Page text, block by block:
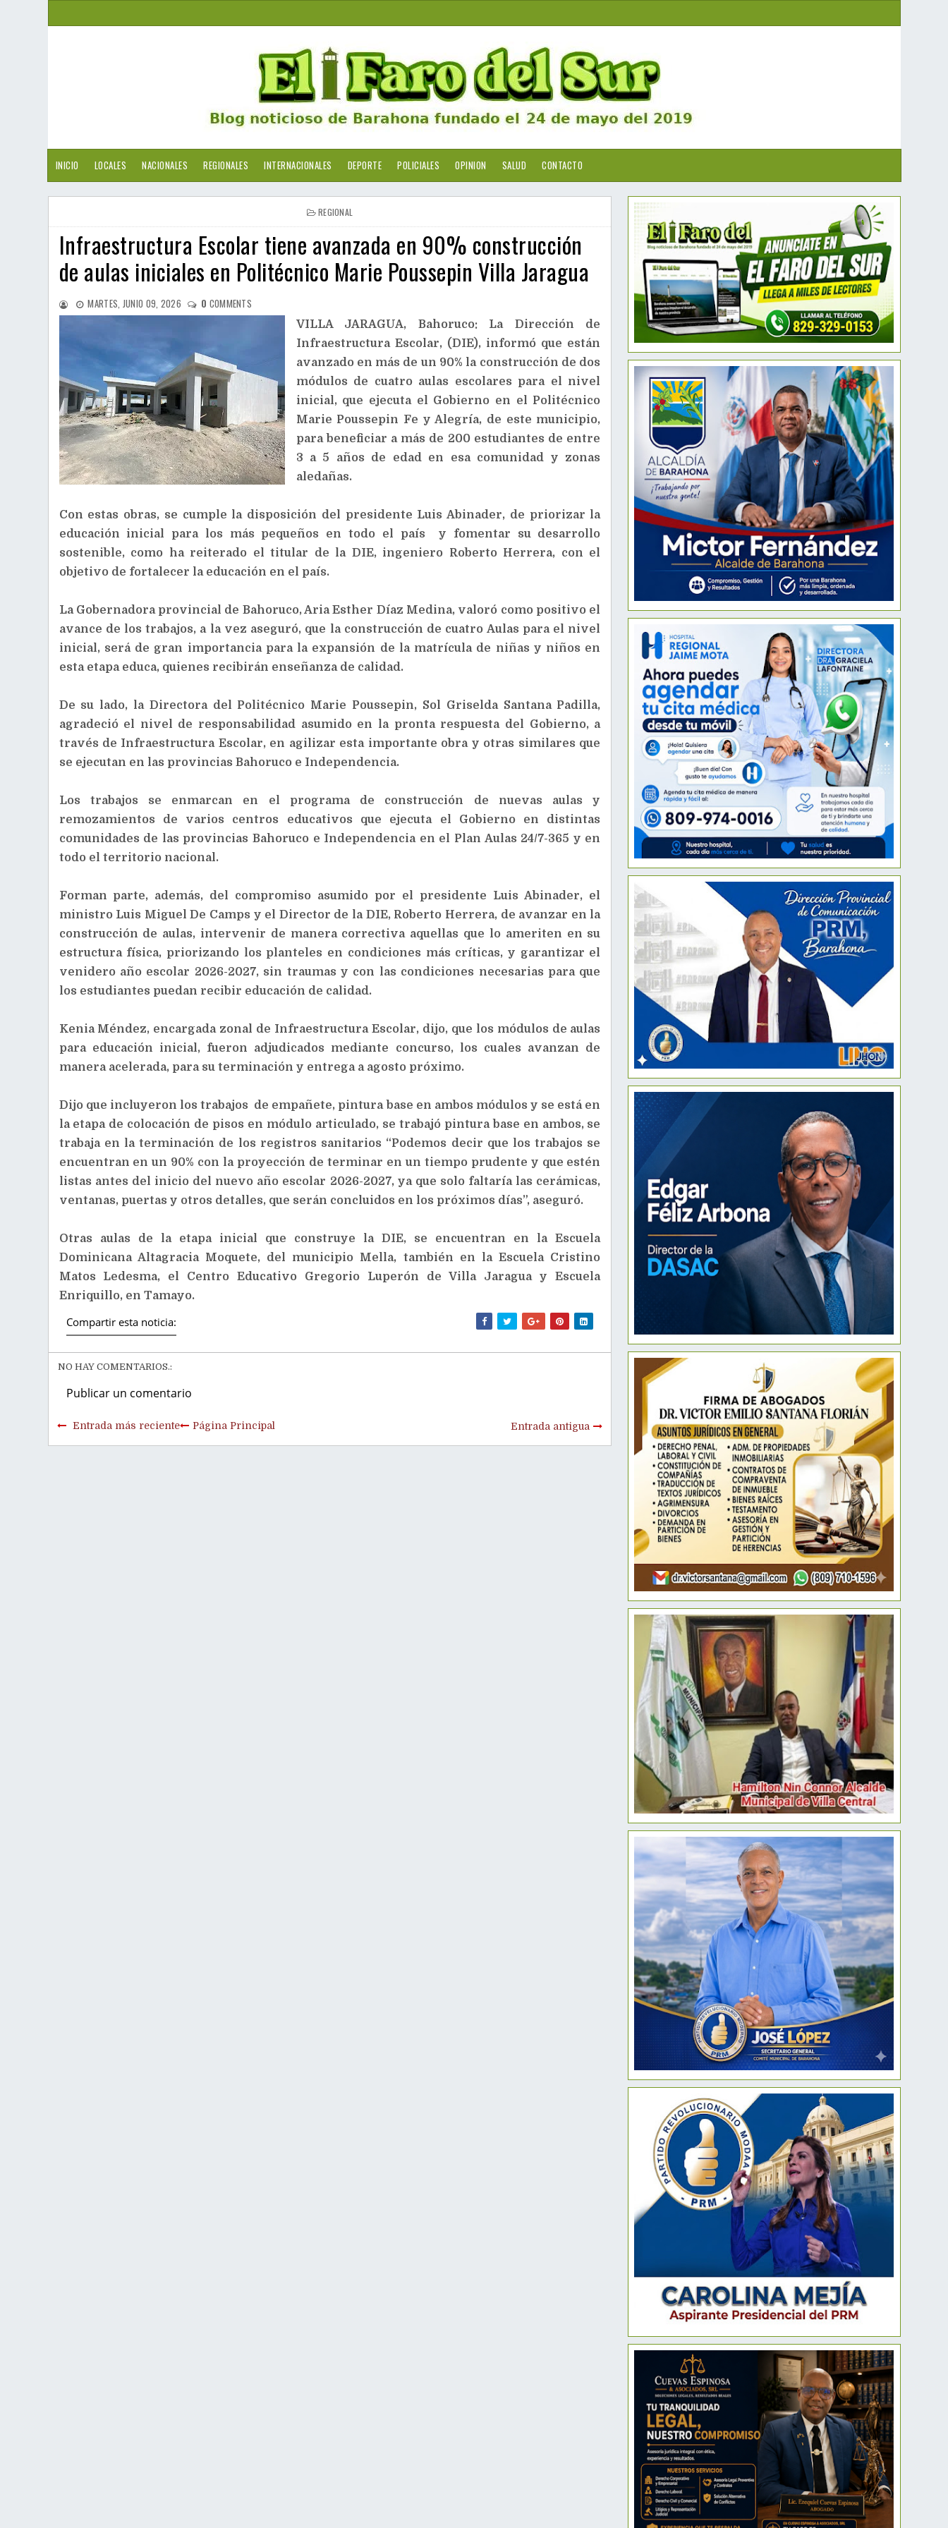
INICIO LOCALES NACIONALES REGIONALES INTERNACIONALES DEPORTE POLICIALES OPINION SALUD CONTACTO
REGIONAL
Infraestructura Escolar tiene avanzada en 90% construcción
de aulas iniciales en Politécnico Marie Poussepin Villa Jaragua
MARTES, JUNIO 09, 2026 0 COMMENTS
VILLA JARAGUA, Bahoruco: La Dirección de
Infraestructura Escolar, (DIE), informó que están
avanzado en más de un 90% la construcción de dos
módulos de cuatro aulas escolares para el nivel
inicial, que ejecuta el Gobierno en el Politécnico
Marie Poussepin Fe y Alegría, de este municipio,
para beneficiar a más de 200 estudiantes de entre
3 a 5 años de edad en esa comunidad y zonas
aledañas.
Con estas obras, se cumple la disposición del presidente Luis Abinader, de priorizar la
educación inicial para los más pequeños en todo el país y fomentar su desarrollo
sostenible, como ha reiterado el titular de la DIE, ingeniero Roberto Herrera, con el
objetivo de fortalecer la educación en el país.
La Gobernadora provincial de Bahoruco, Aria Esther Díaz Medina, valoró como positivo el
avance de los trabajos, a la vez aseguró, que la construcción de cuatro Aulas para el nivel
inicial, será de gran importancia para la expansión de la matrícula de niñas y niños en
esta etapa educa, quienes recibirán enseñanza de calidad.
De su lado, la Directora del Politécnico Marie Poussepin, Sol Griselda Santana Padilla,
agradeció el nivel de responsabilidad asumido en la pronta respuesta del Gobierno, a
través de Infraestructura Escolar, en agilizar esta importante obra y otras similares que
se ejecutan en las provincias Bahoruco e Independencia.
Los trabajos se enmarcan en el programa de construcción de nuevas aulas y
remozamientos de varios centros educativos que ejecuta el Gobierno en distintas
comunidades de las provincias Bahoruco e Independencia en el Plan Aulas 24/7-365 y en
todo el territorio nacional.
Forman parte, además, del compromiso asumido por el presidente Luis Abinader, el
ministro Luis Miguel De Camps y el Director de la DIE, Roberto Herrera, de avanzar en la
construcción de aulas, intervenir de manera correctiva aquellas que lo ameriten en su
estructura física, priorizando los planteles en condiciones más críticas, y garantizar el
venidero año escolar 2026-2027, sin traumas y con las condiciones necesarias para que
los estudiantes puedan recibir educación de calidad.
Kenia Méndez, encargada zonal de Infraestructura Escolar, dijo, que los módulos de aulas
para educación inicial, fueron adjudicados mediante concurso, los cuales avanzan de
manera acelerada, para su terminación y entrega a agosto próximo.
Dijo que incluyeron los trabajos de empañete, pintura base en ambos módulos y se está en
la etapa de colocación de pisos en módulo articulado, se trabajó pintura base en ambos, se
trabaja en la terminación de los registros sanitarios “Podemos decir que los trabajos se
encuentran en un 90% con la proyección de terminar en un tiempo prudente y que estén
listas antes del inicio del nuevo año escolar 2026-2027, ya que solo faltaría las cerámicas,
ventanas, puertas y otros detalles, que serán concluidos en los próximos días”, aseguró.
Otras aulas de la etapa inicial que construye la DIE, se encuentran en la Escuela
Dominicana Altagracia Moquete, del municipio Mella, también en la Escuela Cristino
Matos Ledesma, el Centro Educativo Gregorio Luperón de Villa Jaragua y Escuela
Enriquillo, en Tamayo.
Compartir esta noticia:
NO HAY COMENTARIOS.:
Publicar un comentario
Entrada más reciente Entrada antigua
Página Principal